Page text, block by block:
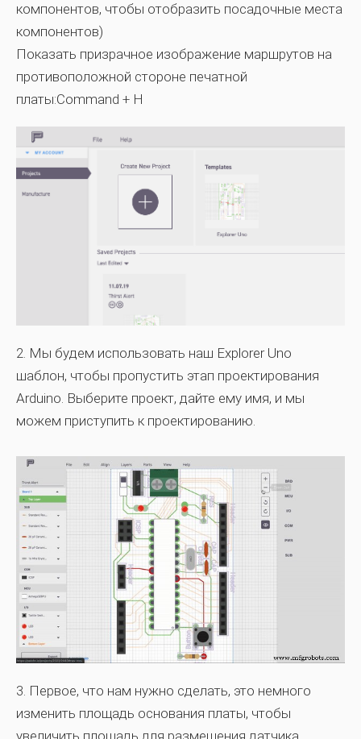
компонентов, чтобы отобразить посадочные места
компонентов)
Показать призрачное изображение маршрутов на
противоположной стороне печатной
платы:Command + H
2. Мы будем использовать наш Explorer Uno
шаблон, чтобы пропустить этап проектирования
Arduino. Выберите проект, дайте ему имя, и мы
можем приступить к проектированию.
3. Первое, что нам нужно сделать, это немного
изменить площадь основания платы, чтобы
увеличить площадь для размещения датчика